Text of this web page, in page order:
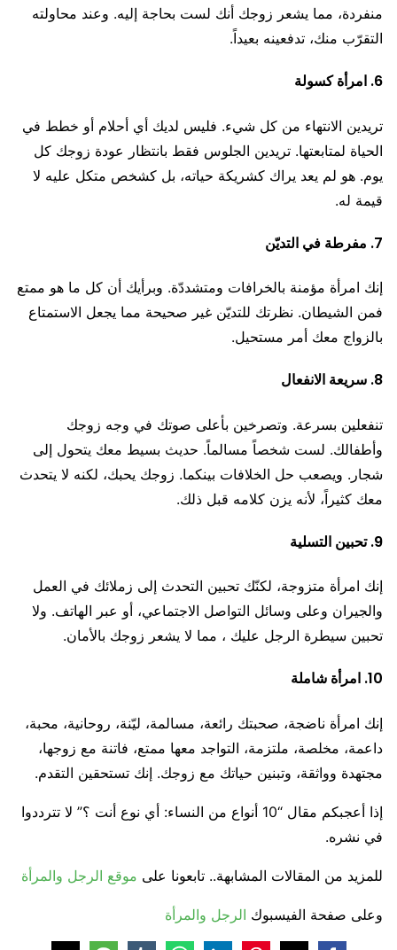
منفردة، مما يشعر زوجك أنك لست بحاجة إليه. وعند محاولته
التقرّب منك، تدفعينه بعيداً.
6. امرأة كسولة
تريدين الانتهاء من كل شيء. فليس لديك أي أحلام أو خطط في
الحياة لمتابعتها. تريدين الجلوس فقط بانتظار عودة زوجك كل
يوم. هو لم يعد يراك كشريكة حياته، بل كشخص متكل عليه لا
قيمة له.
7. مفرطة في التديّن
إنك امرأة مؤمنة بالخرافات ومتشددّة. وبرأيك أن كل ما هو ممتع
فمن الشيطان. نظرتك للتديّن غير صحيحة مما يجعل الاستمتاع
بالزواج معك أمر مستحيل.
8. سريعة الانفعال
تنفعلين بسرعة. وتصرخين بأعلى صوتك في وجه زوجك
وأطفالك. لست شخصاً مسالماً. حديث بسيط معك يتحول إلى
شجار. ويصعب حل الخلافات بينكما. زوجك يحبك، لكنه لا يتحدث
معك كثيراً، لأنه يزن كلامه قبل ذلك.
9. تحبين التسلية
إنك امرأة متزوجة، لكنّك تحبين التحدث إلى زملائك في العمل
والجيران وعلى وسائل التواصل الاجتماعي، أو عبر الهاتف. ولا
تحبين سيطرة الرجل عليك ، مما لا يشعر زوجك بالأمان.
10. امرأة شاملة
إنك امرأة ناضجة، صحبتك رائعة، مسالمة، ليّنة، روحانية، محبة،
داعمة، مخلصة، ملتزمة، التواجد معها ممتع، فاتنة مع زوجها،
مجتهدة وواثقة، وتبنين حياتك مع زوجك. إنك تستحقين التقدم.
إذا أعجبكم مقال “10 أنواع من النساء: أي نوع أنت ؟” لا تترددوا
في نشره.
للمزيد من المقالات المشابهة.. تابعونا على موقع الرجل والمرأة
وعلى صفحة الفيسبوك الرجل والمرأة